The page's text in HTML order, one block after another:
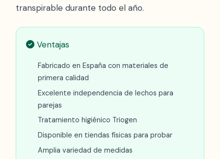
transpirable durante todo el año.
Ventajas
Fabricado en España con materiales de
primera calidad
Excelente independencia de lechos para
parejas
Tratamiento higiénico Triogen
Disponible en tiendas físicas para probar
Amplia variedad de medidas